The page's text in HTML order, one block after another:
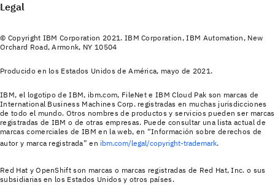
Legal
© Copyright IBM Corporation 2021. IBM Corporation, IBM Automation, New
Orchard Road, Armonk, NY 10504
Producido en los Estados Unidos de América, mayo de 2021.
IBM, el logotipo de IBM, ibm.com, FileNet e IBM Cloud Pak son marcas de
International Business Machines Corp. registradas en muchas jurisdicciones
de todo el mundo. Otros nombres de productos y servicios pueden ser marcas
registradas de IBM o de otras empresas. Puede consultar una lista actual de
marcas comerciales de IBM en la web, en “Información sobre derechos de
autor y marca registrada” en ibm.com/legal/copyright-trademark.
Red Hat y OpenShift son marcas o marcas registradas de Red Hat, Inc. o sus
subsidiarias en los Estados Unidos y otros países.